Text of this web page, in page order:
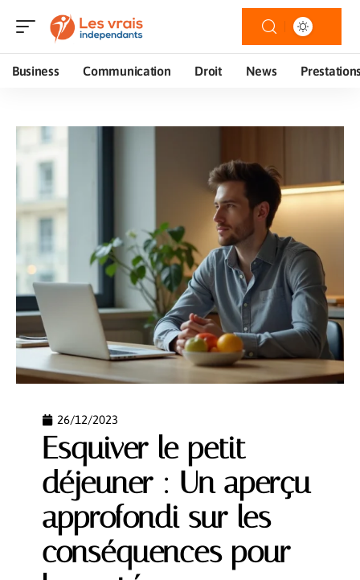
Business Communication Droit News
26/12/2023
Esquiver le petit
déjeuner : Un aperçu
approfondi sur les
conséquences pour